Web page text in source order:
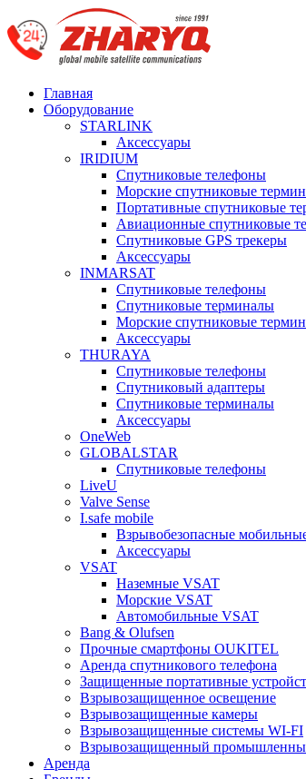
Главная
Оборудование
STARLINK
Аксессуары
IRIDIUM
Спутниковые телефоны
Морские спутниковые
Портативные спутниковые
Авиационные спутниковые
Спутниковые GPS трекеры
Аксессуары
INMARSAT
Спутниковые телефоны
Спутниковые терминалы
Морские спутниковые
Аксессуары
THURAYA
Спутниковые телефоны
Спутниковый адаптеры
Спутниковые терминалы
Аксессуары
OneWeb
GLOBALSTAR
Спутниковые телефоны
LiveU
Valve Sense
I.safe mobile
Взрывобезопасные
Аксессуары
VSAT
Наземные VSAT
Морские VSAT
Автомобильные VSAT
Bang & Olufsen
Прочные смартфоны OUKITEL
Аренда спутникового телефона
Защищенные портативные
Взрывозащищенное освещение
Взрывозащищенные камеры
Взрывозащищенные системы WI-FI
Взрывозащищенный
Аренда